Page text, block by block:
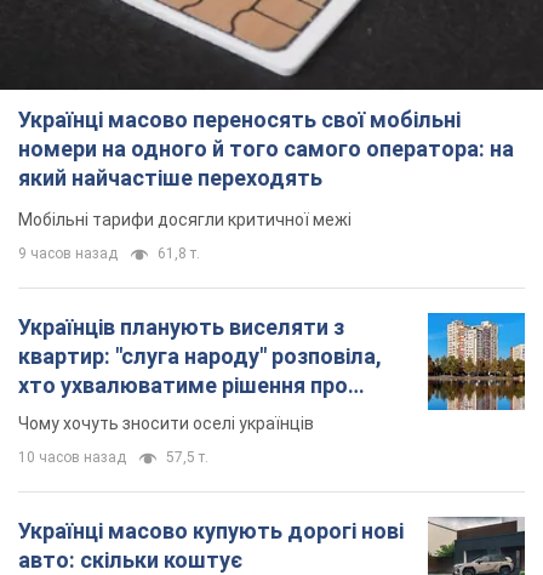
Українці масово переносять свої мобільні
номери на одного й того самого оператора: на
який найчастіше переходять
Мобільні тарифи досягли критичної межі
9 часов назад 61,8 т.
Українців планують виселяти з
квартир: "слуга народу" розповіла,
хто ухвалюватиме рішення про
знесення будинків
Чому хочуть зносити оселі українців
10 часов назад 57,5 т.
Українці масово купують дорогі нові
авто: скільки коштує